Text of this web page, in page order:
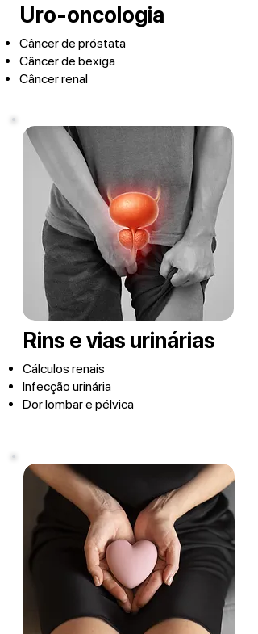
Uro-oncologia
Câncer de próstata
Câncer de bexiga
Câncer renal
Rins e vias urinárias
Cálculos renais
Infecção urinária
Dor lombar e pélvica